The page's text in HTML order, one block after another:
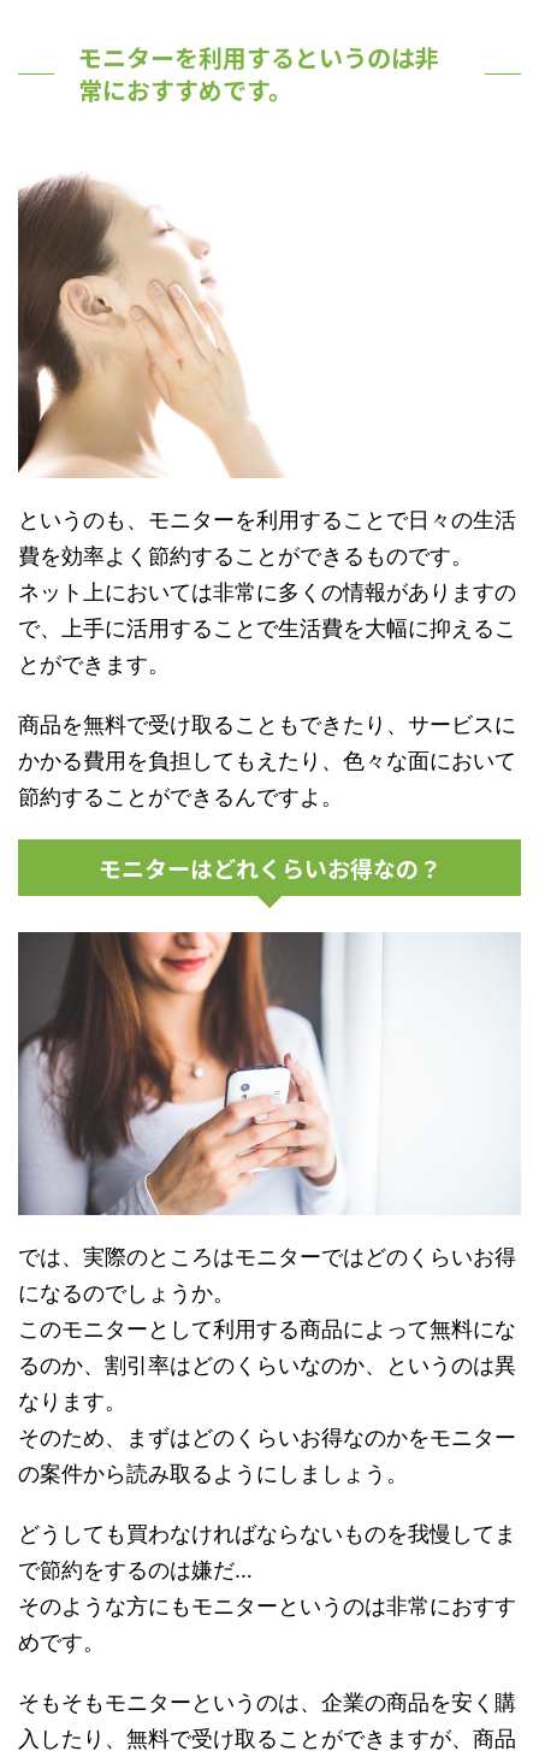
モニターを利用するというのは非
常におすすめです。
というのも、モニターを利用することで日々の生活
費を効率よく節約することができるものです。
ネット上においては非常に多くの情報がありますの
で、 上手に活用することで生活費を大幅に抑えるこ
とができます。
商品を無料で受け取ることもできたり、サービスに
かかる費用を負担してもえたり、色々な面において
節約することができるんですよ。
モニターはどれくらいお得なの？
では、実際のところはモニターではどのくらいお得
になるのでしょうか。
このモニターとして利用する商品によって無料にな
るのか、 割引率はどのくらいなのか、というのは異
なります。
そのため、まずはどのくらいお得なのかをモニター
の案件から読み取るようにしましょう。
どうしても買わなければならないものを我慢してま
で節約をするのは嫌だ…
そのような方にもモニターというのは非常におすす
めです。
そもそもモニターというのは、企業の商品を安く購
入したり、無料で受け取ることができますが、商品